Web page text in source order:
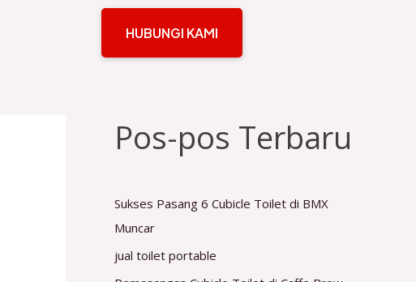
HUBUNGI KAMI
Pos-pos Terbaru
Sukses Pasang 6 Cubicle Toilet di BMX
Muncar
jual toilet portable